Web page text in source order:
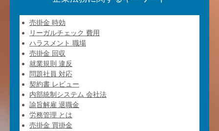
売掛金 時効
リーガルチェック 費用
ハラスメント 職場
売掛金 回収
就業規則 違反
問題社員 対応
契約書 レビュー
内部統制システム 会社法
諭旨解雇 退職金
労務管理 とは
売掛金 買掛金